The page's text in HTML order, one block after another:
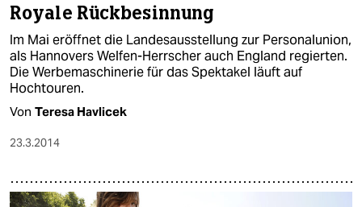
Royale Rückbesinnung
Im Mai eröffnet die Landesausstellung zur Personalunion,
als Hannovers Welfen-Herrscher auch England regierten.
Die Werbemaschinerie für das Spektakel läuft auf
Hochtouren.
Von Teresa Havlicek
23.3.2014